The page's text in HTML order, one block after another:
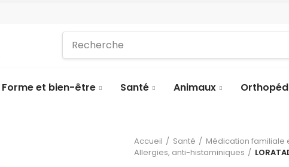
Forme et bien-être Santé Animaux
Accueil Santé
Médication familiale
Allergies, anti-histaminiques